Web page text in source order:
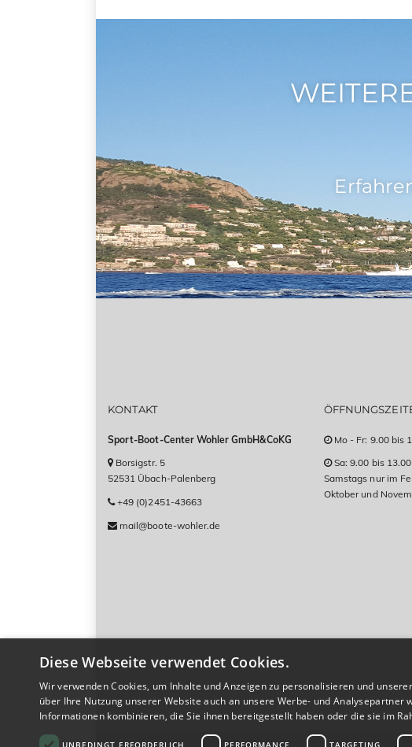
KONTAKT
Sport-Boot-Center Wohler GmbH&CoKG
Borsigstr. 5
52531 Übach-Palenberg
+49 (0)2451-43663
mail@boote-wohler.de
Mo - Fr: 9.00 bis
Sa: 9.00 bis
Samstags nur im
Oktober und
Diese Webseite verwendet Cookies.
Wir verwenden Cookies, um Inhalte und Anzeigen zu personalisieren und
über Ihre Nutzung unserer Website auch an unsere Werbe- und
Informationen kombinieren, die Sie ihnen bereitgestellt haben oder die sie im
UNBEDINGT ERFORDERLICH PERFORMANCE TARGETING